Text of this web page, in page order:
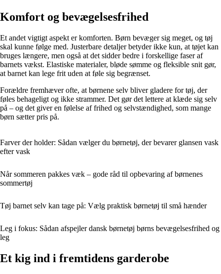
Komfort og bevægelsesfrihed
Et andet vigtigt aspekt er komforten. Børn bevæger sig meget, og tøj
skal kunne følge med. Justerbare detaljer betyder ikke kun, at tøjet kan
bruges længere, men også at det sidder bedre i forskellige faser af
barnets vækst. Elastiske materialer, bløde sømme og fleksible snit gør,
at barnet kan lege frit uden at føle sig begrænset.
Forældre fremhæver ofte, at børnene selv bliver gladere for tøj, der
føles behageligt og ikke strammer. Det gør det lettere at klæde sig selv
på – og det giver en følelse af frihed og selvstændighed, som mange
børn sætter pris på.
Farver der holder: Sådan vælger du børnetøj, der bevarer glansen vask
efter vask
Når sommeren pakkes væk – gode råd til opbevaring af børnenes
sommertøj
Tøj barnet selv kan tage på: Vælg praktisk børnetøj til små hænder
Leg i fokus: Sådan afspejler dansk børnetøj børns bevægelsesfrihed og
leg
Et kig ind i fremtidens garderobe